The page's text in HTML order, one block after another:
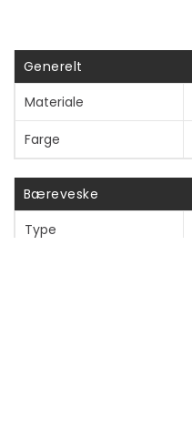
Generelt
Materiale
Farge
Bæreveske
Type